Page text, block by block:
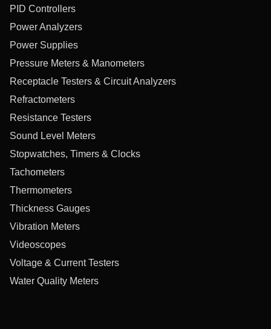
PID Controllers
Power Analyzers
Power Supplies
Pressure Meters & Manometers
Receptacle Testers & Circuit Analyzers
Refractometers
Resistance Testers
Sound Level Meters
Stopwatches, Timers & Clocks
Tachometers
Thermometers
Thickness Gauges
Vibration Meters
Videoscopes
Voltage & Current Testers
Water Quality Meters